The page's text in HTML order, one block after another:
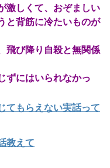
激しくて、おぞましい
と背筋に冷たいものが
飛び降り自殺と無関係
ずにはいられなかっ
てもらえない実話って
教えて